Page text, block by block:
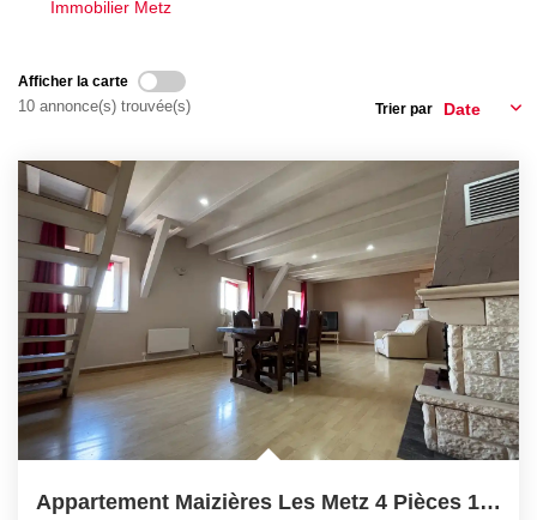
NOS AGENCES
CONTACT
EXTRANET
Immobilier Metz
Afficher la carte
10 annonce(s) trouvée(s) Trier par
Appartement Maizières Les Metz 4 Pièces 131.24 M2